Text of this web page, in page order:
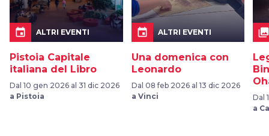
event ALTRI EVENTI
Pistoia Capitale
italiana del Libro
Dal 10 gen 2026 al 31 dic 2026
a Pistoia
event ALTRI EVENTI
Una domenica con
Leonardo
Dal 08 feb 2026 al 13 dic 2026
a Vinci
Dal
a